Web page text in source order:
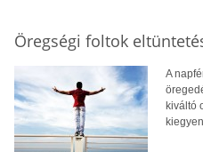
Öregségi foltok
A
kiváltó